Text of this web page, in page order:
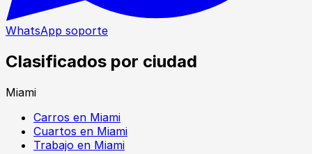
WhatsApp soporte
Clasificados por ciudad
Miami
Carros en Miami
Cuartos en Miami
Trabajo en Miami